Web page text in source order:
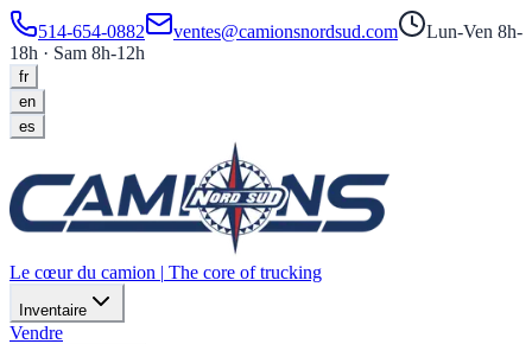
514-654-0882 ventes@camionsnordsud.com
Lun-Ven 8h-
18h · Sam 8h-12h
fr
en
es
Le cœur du camion | The core of trucking
Inventaire
Vendre